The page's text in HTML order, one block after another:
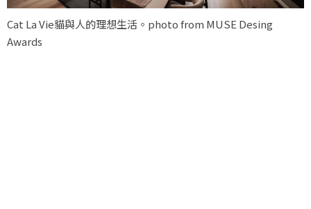
Cat La Vie貓與人的理想生活。photo from MUSE Desing
Awards